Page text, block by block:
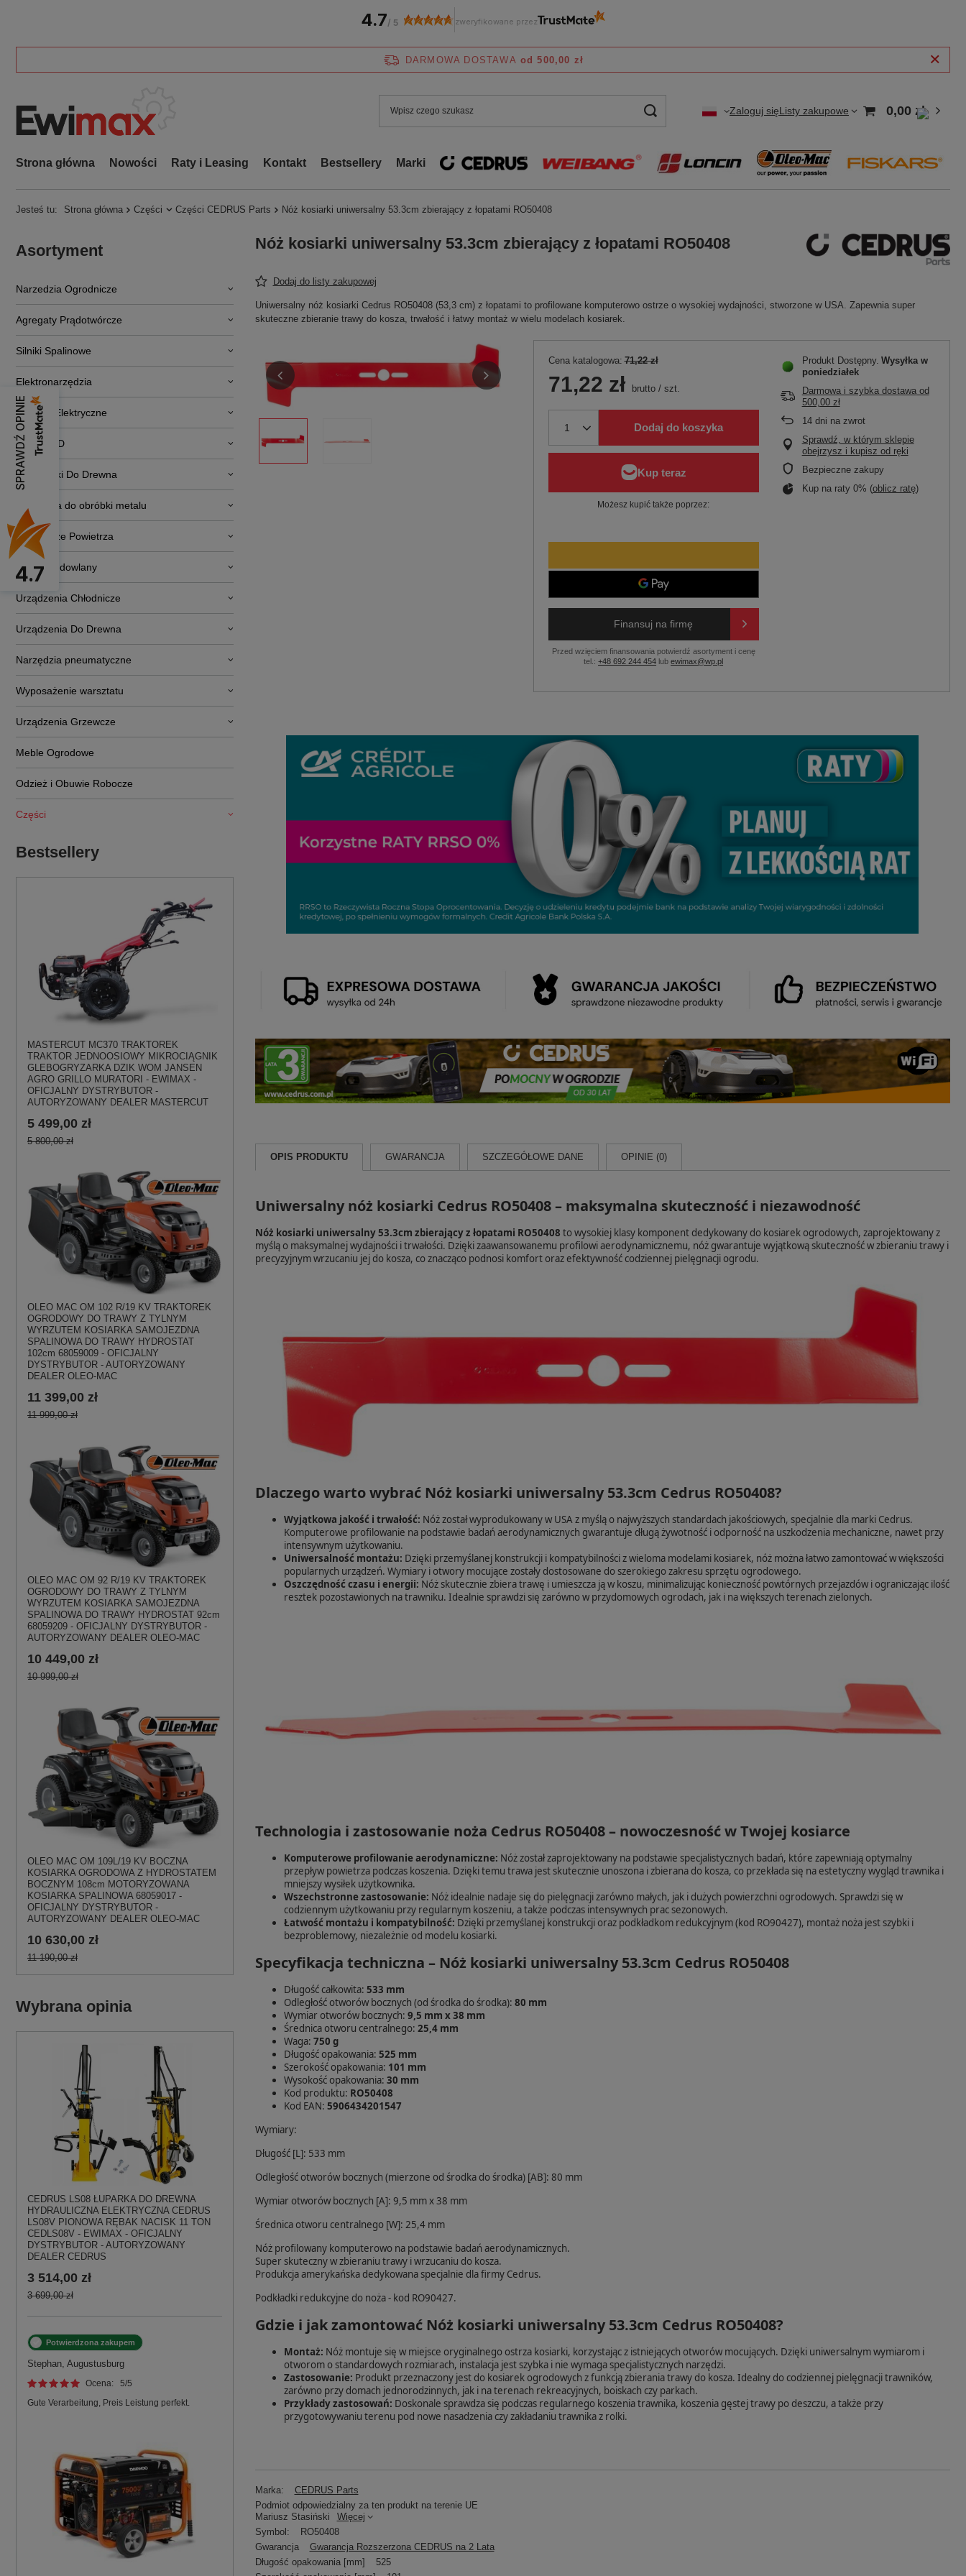
DARMOWA DOSTAWA od 500,00 zł
Zaloguj sięListy zakupowe 0,00 zł
Strona główna Nowości Raty i Leasing Kontakt Bestsellery Marki
Jesteś tu: Strona główna Części Części CEDRUS Parts Nóż kosiarki uniwersalny 53.3cm zbierający z łopatami RO50408
Asortyment
Narzedzia Ogrodnicze
Agregaty Prądotwórcze
Silniki Spalinowe
Elektronarzędzia
Pojazdy Elektryczne
RTV i AGD
Obrabiarki Do Drewna
Narzędzia do obróbki metalu
Osuszacze Powietrza
Sprzęt budowlany
Urządzenia Chłodnicze
Urządzenia Do Drewna
Narzędzia pneumatyczne
Wyposażenie warsztatu
Urządzenia Grzewcze
Meble Ogrodowe
Odzież i Obuwie Robocze
Części
Bestsellery
MASTERCUT MC370 TRAKTOREK
TRAKTOR JEDNOOSIOWY MIKROCIĄGNIK
GLEBOGRYZARKA DZIK WOM JANSEN
AGRO GRILLO MURATORI - EWIMAX -
OFICJALNY DYSTRYBUTOR -
AUTORYZOWANY DEALER MASTERCUT
5 499,00 zł
5 800,00 zł
OLEO MAC OM 102 R/19 KV TRAKTOREK
OGRODOWY DO TRAWY Z TYLNYM
WYRZUTEM KOSIARKA SAMOJEZDNA
SPALINOWA DO TRAWY HYDROSTAT
102cm 68059009 - OFICJALNY
DYSTRYBUTOR - AUTORYZOWANY
DEALER OLEO-MAC
11 399,00 zł
11 999,00 zł
OLEO MAC OM 92 R/19 KV TRAKTOREK
OGRODOWY DO TRAWY Z TYLNYM
WYRZUTEM KOSIARKA SAMOJEZDNA
SPALINOWA DO TRAWY HYDROSTAT 92cm
68059209 - OFICJALNY DYSTRYBUTOR -
AUTORYZOWANY DEALER OLEO-MAC
10 449,00 zł
10 999,00 zł
OLEO MAC OM 109L/19 KV BOCZNA
KOSIARKA OGRODOWA Z HYDROSTATEM
BOCZNYM 108cm MOTORYZOWANA
KOSIARKA SPALINOWA 68059017 -
OFICJALNY DYSTRYBUTOR -
AUTORYZOWANY DEALER OLEO-MAC
10 630,00 zł
11 190,00 zł
Wybrana opinia
CEDRUS LS08 ŁUPARKA DO DREWNA
HYDRAULICZNA ELEKTRYCZNA CEDRUS
LS08V PIONOWA RĘBAK NACISK 11 TON
CEDLS08V - EWIMAX - OFICJALNY
DYSTRYBUTOR - AUTORYZOWANY
DEALER CEDRUS
3 514,00 zł
3 699,00 zł
Potwierdzona zakupem
Stephan, Augustusburg
Ocena: 5/5
Gute Verarbeitung, Preis Leistung perfekt.
Nóż kosiarki uniwersalny 53.3cm zbierający z łopatami RO50408
Dodaj do listy zakupowej
Uniwersalny nóż kosiarki Cedrus RO50408 (53,3 cm) z łopatami to profilowane komputerowo ostrze o wysokiej wydajności, stworzone w USA. Zapewnia super
skuteczne zbieranie trawy do kosza, trwałość i łatwy montaż w wielu modelach kosiarek.
Cena katalogowa: 71,22 zł
71,22 zł brutto/ szt.
Dodaj do koszyka
Możesz kupić także poprzez:
Finansuj na firmę
Przed wzięciem finansowania potwierdź asortyment i cenę
tel.:+48 692 244 454 lubewimax@wp.pl
Produkt Dostępny Wysyłka w
poniedziałek
Darmowa i szybka dostawaod
500,00 zł
14dni na zwrot
Sprawdź, w którym sklepie
obejrzysz i kupisz od ręki
Bezpieczne zakupy
Kup na raty 0% (oblicz ratę)
OPIS PRODUKTU GWARANCJA SZCZEGÓŁOWE DANE OPINIE (0)
Uniwersalny nóż kosiarki Cedrus RO50408 – maksymalna skuteczność i niezawodność
Nóż kosiarki uniwersalny 53.3cm zbierający z łopatami RO50408 to wysokiej klasy komponent dedykowany do kosiarek ogrodowych, zaprojektowany z
myślą o maksymalnej wydajności i trwałości. Dzięki zaawansowanemu profilowi aerodynamicznemu, nóż gwarantuje wyjątkową skuteczność w zbieraniu trawy i
precyzyjnym wrzucaniu jej do kosza, co znacząco podnosi komfort oraz efektywność codziennej pielęgnacji ogrodu.
Dlaczego warto wybrać Nóż kosiarki uniwersalny 53.3cm Cedrus RO50408?
Wyjątkowa jakość i trwałość: Nóż został wyprodukowany w USA z myślą o najwyższych standardach jakościowych, specjalnie dla marki Cedrus.
Komputerowe profilowanie na podstawie badań aerodynamicznych gwarantuje długą żywotność i odporność na uszkodzenia mechaniczne, nawet przy
intensywnym użytkowaniu.
Uniwersalność montażu: Dzięki przemyślanej konstrukcji i kompatybilności z wieloma modelami kosiarek, nóż można łatwo zamontować w większości
popularnych urządzeń. Wymiary i otwory mocujące zostały dostosowane do szerokiego zakresu sprzętu ogrodowego.
Oszczędność czasu i energii: Nóż skutecznie zbiera trawę i umieszcza ją w koszu, minimalizując konieczność powtórnych przejazdów i ograniczając ilość
resztek pozostawionych na trawniku. Idealnie sprawdzi się zarówno w przydomowych ogrodach, jak i na większych terenach zielonych.
Technologia i zastosowanie noża Cedrus RO50408 – nowoczesność w Twojej kosiarce
Komputerowe profilowanie aerodynamiczne: Nóż został zaprojektowany na podstawie specjalistycznych badań, które zapewniają optymalny
przepływ powietrza podczas koszenia. Dzięki temu trawa jest skutecznie unoszona i zbierana do kosza, co przekłada się na estetyczny wygląd trawnika i
mniejszy wysiłek użytkownika.
Wszechstronne zastosowanie: Nóż idealnie nadaje się do pielęgnacji zarówno małych, jak i dużych powierzchni ogrodowych. Sprawdzi się w
codziennym użytkowaniu przy regularnym koszeniu, a także podczas intensywnych prac sezonowych.
Łatwość montażu i kompatybilność: Dzięki przemyślanej konstrukcji oraz podkładkom redukcyjnym (kod RO90427), montaż noża jest szybki i
bezproblemowy, niezależnie od modelu kosiarki.
Specyfikacja techniczna – Nóż kosiarki uniwersalny 53.3cm Cedrus RO50408
Długość całkowita: 533 mm
Odległość otworów bocznych (od środka do środka): 80 mm
Wymiar otworów bocznych: 9,5 mm x 38 mm
Średnica otworu centralnego: 25,4 mm
Waga: 750 g
Długość opakowania: 525 mm
Szerokość opakowania: 101 mm
Wysokość opakowania: 30 mm
Kod produktu: RO50408
Kod EAN: 5906434201547
Wymiary:
Długość [L]: 533 mm
Odległość otworów bocznych (mierzone od środka do środka) [AB]: 80 mm
Wymiar otworów bocznych [A]: 9,5 mm x 38 mm
Średnica otworu centralnego [W]: 25,4 mm
Nóż profilowany komputerowo na podstawie badań aerodynamicznych.
Super skuteczny w zbieraniu trawy i wrzucaniu do kosza.
Produkcja amerykańska dedykowana specjalnie dla firmy Cedrus.
Podkładki redukcyjne do noża - kod RO90427.
Gdzie i jak zamontować Nóż kosiarki uniwersalny 53.3cm Cedrus RO50408?
Montaż: Nóż montuje się w miejsce oryginalnego ostrza kosiarki, korzystając z istniejących otworów mocujących. Dzięki uniwersalnym wymiarom i
otworom o standardowych rozmiarach, instalacja jest szybka i nie wymaga specjalistycznych narzędzi.
Zastosowanie: Produkt przeznaczony jest do kosiarek ogrodowych z funkcją zbierania trawy do kosza. Idealny do codziennej pielęgnacji trawników,
zarówno przy domach jednorodzinnych, jak i na terenach rekreacyjnych, boiskach czy parkach.
Przykłady zastosowań: Doskonale sprawdza się podczas regularnego koszenia trawnika, koszenia gęstej trawy po deszczu, a także przy
przygotowywaniu terenu pod nowe nasadzenia czy zakładaniu trawnika z rolki.
Marka:
CEDRUS Parts
Podmiot odpowiedzialny za ten produkt na terenie UE
Mariusz Stasiński
Więcej
Symbol:
RO50408
Gwarancja
Gwarancja Rozszerzona CEDRUS na 2 Lata
Długość opakowania [mm]
525
4.7/ 5 zweryfikowane przez
SPRAWDŹ OPINIE
4.7